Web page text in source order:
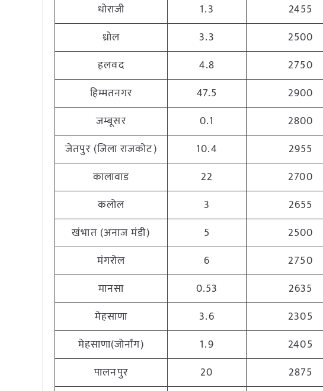
धोराजी
1.3 2455
ध्रोल
3.3 2500
हलवद
4.8 2750
हिम्मतनगर
47.5 2900
जम्बूसर
0.1 2800
जेतपुर (जिला राजकोट)
10.4 2955
कालावाड
22 2700
कलोल
3 2655
खंभात (अनाज मंडी)
5 2500
मंगरोल
6 2750
मानसा
0.53 2635
मेहसाणा
3.6 2305
मेहसाणा(जोर्नांग)
1.9 2405
पालनपुर
20 2875